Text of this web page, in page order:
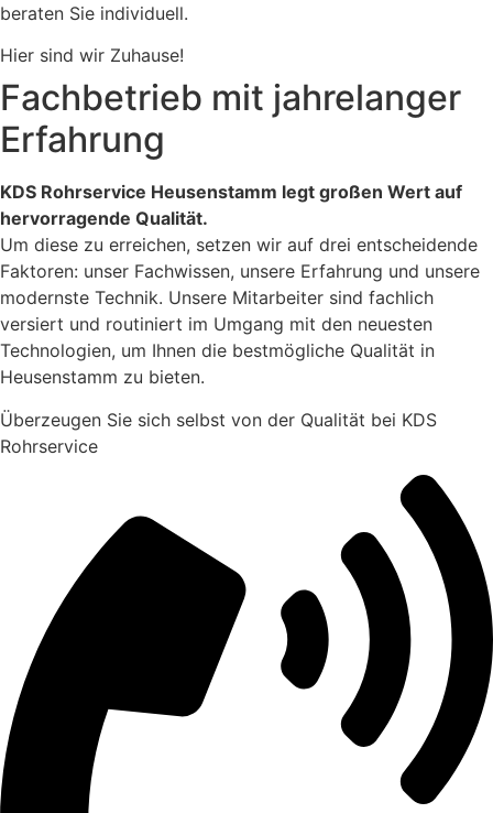
beraten Sie individuell.
Hier sind wir Zuhause!
Fachbetrieb mit jahrelanger
Erfahrung
KDS Rohrservice Heusenstamm legt großen Wert auf
hervorragende Qualität.
Um diese zu erreichen, setzen wir auf drei entscheidende
Faktoren: unser Fachwissen, unsere Erfahrung und unsere
modernste Technik. Unsere Mitarbeiter sind fachlich
versiert und routiniert im Umgang mit den neuesten
Technologien, um Ihnen die bestmögliche Qualität in
Heusenstamm zu bieten.
Überzeugen Sie sich selbst von der Qualität bei KDS
Rohrservice